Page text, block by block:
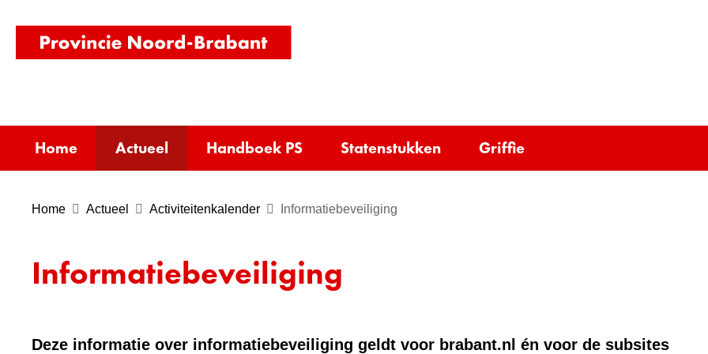
homepage)
Home Actueel Handboek PS Statenstukken Griffie
Home Actueel Activiteitenkalender Informatiebeveiliging
Informatiebeveiliging
Deze informatie over informatiebeveiliging geldt voor brabant.nl én voor de subsites